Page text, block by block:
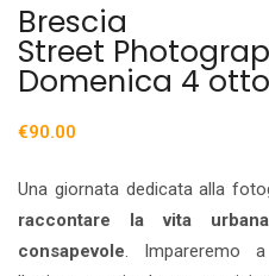
Brescia
Street
Domenica 4
€90.00
Una giornata dedicata alla
raccontare la vita
consapevole. Impareremo